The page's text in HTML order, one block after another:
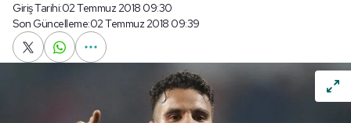
Giriş Tarihi:02 Temmuz 2018 09:30
Son Güncelleme:02 Temmuz 2018 09:39